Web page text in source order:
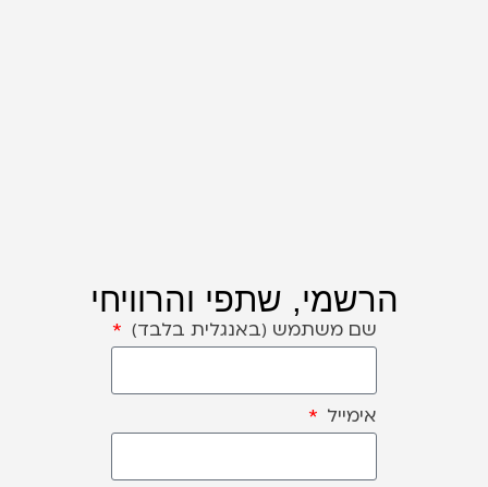
הרשמי, שתפי והרוויחי
שם משתמש (באנגלית בלבד)
אימייל